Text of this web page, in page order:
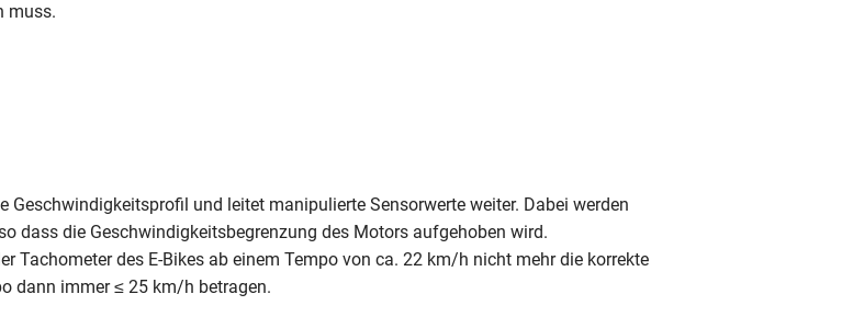
muss.
und leitet manipulierte Sensorwerte weiter. Dabei werden
dass die Geschwindigkeitsbegrenzung des Motors aufgehoben wird.
Tachometer des E-Bikes ab einem Tempo von ca. 22 km/h nicht mehr die korrekte
dann immer ≤ 25 km/h betragen.